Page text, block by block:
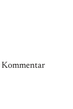
Kommentar